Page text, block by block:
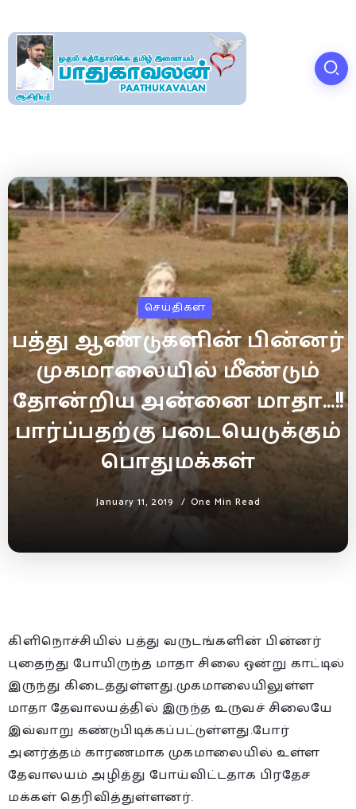
செய்திகள்
பத்து ஆண்டுகளின் பின்னர்
முகமாலையில் மீண்டும்
தோன்றிய அன்னை மாதா…!!
பார்ப்பதற்கு படையெடுக்கும்
பொதுமக்கள்
January 11, 2019 One Min Read
கிளிநொச்சியில் பத்து வருடங்களின் பின்னர்
புதைந்து போயிருந்த மாதா சிலை ஒன்று காட்டில்
இருந்து கிடைத்துள்ளது.முகமாலையிலுள்ள
மாதா தேவாலயத்தில் இருந்த உருவச் சிலையே
இவ்வாறு கண்டுபிடிக்கப்பட்டுள்ளது.போர்
அனர்த்தம் காரணமாக முகமாலையில் உள்ள
தேவாலயம் அழித்து போய்விட்டதாக பிரதேச
மக்கள் தெரிவித்துள்ளனர்.